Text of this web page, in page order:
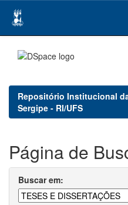
navigation
Repositório Institucional
Sergipe - RI/UFS
Página de
Buscar em: